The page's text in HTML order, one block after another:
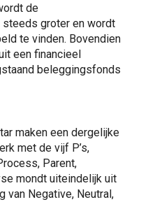
de
groter en wordt
te vinden. Bovendien
een financieel
beleggingsfonds
maken een dergelijke
met de vijf P’s,
Parent,
mondt uiteindelijk uit
van Negative, Neutral,